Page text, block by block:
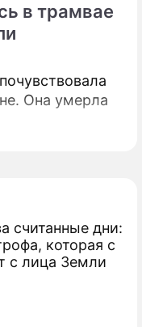
считанные дни:
которая с
с лица Земли
в трамвае
Она умерла